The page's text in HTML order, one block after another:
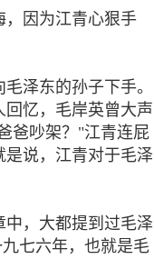
，因为江青心狠手
泽东的孙子下手。
忆，毛岸英曾大声
爸吵架？"江青连屁
说，江青对于毛泽
，大都提到过毛泽
七六年，也就是毛